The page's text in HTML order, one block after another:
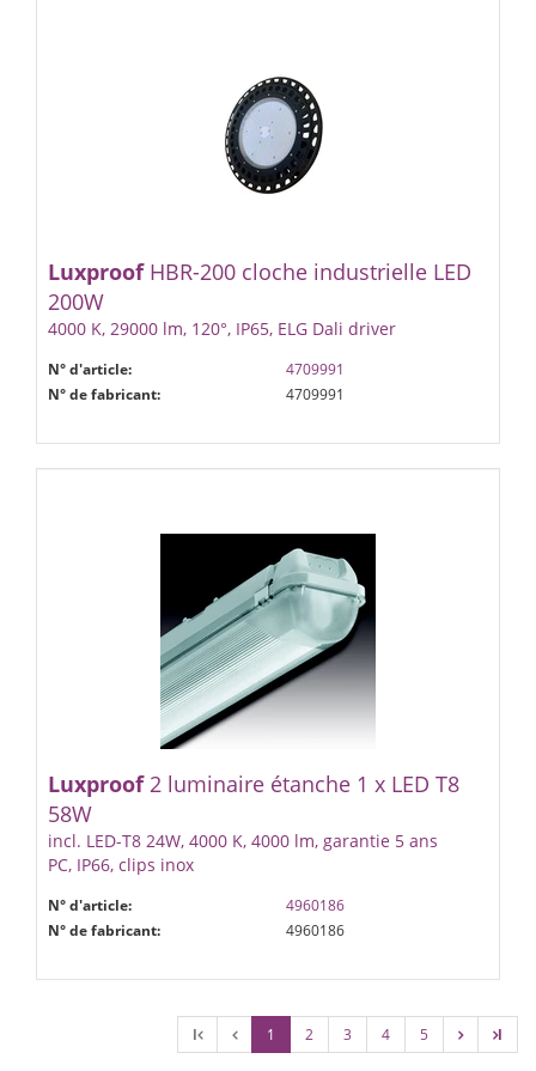
LuxproofHBR-200 cloche industrielle LED
200W
4000 K, 29000 lm, 120°, IP65, ELG Dali driver
N° d'article:
4709991
N° de fabricant:
4709991
Luxproof2 luminaire étanche 1 x LED T8
58W
incl. LED-T8 24W, 4000 K, 4000 lm, garantie 5 ans
PC, IP66, clips inox
N° d'article:
4960186
N° de fabricant:
4960186
l 1 2 3 4 5 l